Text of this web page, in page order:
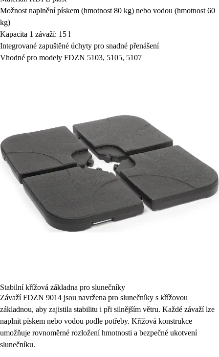
Možnost naplnění pískem (hmotnost 80 kg) nebo vodou (hmotnost 60
kg)
Kapacita 1 závaží: 15 l
Integrované zapuštěné úchyty pro snadné přenášení
Vhodné pro modely FDZN 5103, 5105, 5107
Stabilní křížová základna pro slunečníky
Závaží FDZN 9014 jsou navržena pro slunečníky s křížovou
základnou, aby zajistila stabilitu i při silnějším větru. Každé závaží lze
naplnit pískem nebo vodou podle potřeby. Křížová konstrukce
umožňuje rovnoměrné rozložení hmotnosti a bezpečné ukotvení
slunečníku.